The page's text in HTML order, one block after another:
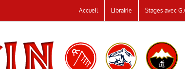
Accueil Librairie Stages avec